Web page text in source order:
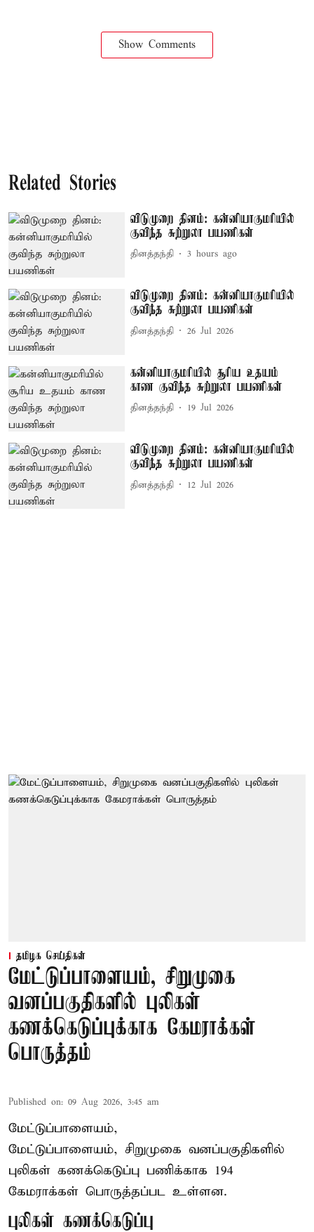
Show Comments
Related Stories
விடுமுறை தினம்: கன்னியாகுமரியில்
குவிந்த சுற்றுலா பயணிகள்
தினத்தந்தி 3 hours ago
விடுமுறை தினம்: கன்னியாகுமரியில்
குவிந்த சுற்றுலா பயணிகள்
தினத்தந்தி 26 Jul 2026
கன்னியாகுமரியில் சூரிய உதயம்
காண குவிந்த சுற்றுலா பயணிகள்
தினத்தந்தி 19 Jul 2026
விடுமுறை தினம்: கன்னியாகுமரியில்
குவிந்த சுற்றுலா பயணிகள்
தினத்தந்தி 12 Jul 2026
தமிழக செய்திகள்
மேட்டுப்பாளையம், சிறுமுகை
வனப்பகுதிகளில் புலிகள்
கணக்கெடுப்புக்காக கேமராக்கள்
பொருத்தம்
Published on: 09 Aug 2026, 3:45 am
மேட்டுப்பாளையம்,
மேட்டுப்பாளையம், சிறுமுகை வனப்பகுதிகளில்
புலிகள் கணக்கெடுப்பு பணிக்காக 194
கேமராக்கள் பொருத்தப்பட உள்ளன.
புலிகள் கணக்கெடுப்பு